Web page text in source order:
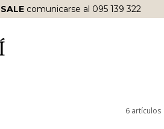
comunicarse al 095 139 322
6 artículos